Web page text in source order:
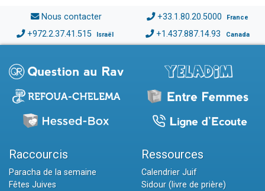
Nous contacter +33.1.80.20.5000 France
+972.2.37.41.515 Israël +1.437.887.14.93 Canada
Raccourcis
Paracha de la semaine
Fêtes Juives
Ressources
Calendrier Juif
Sidour (livre de prière)